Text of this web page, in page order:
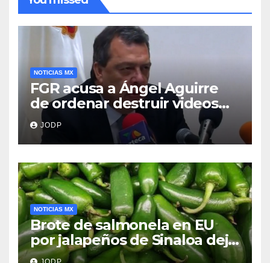
NOTICIAS MX
FGR acusa a Ángel Aguirre
de ordenar destruir videos
clave del caso Ayotzinapa
JODP
NOTICIAS MX
Brote de salmonela en EU
por jalapeños de Sinaloa deja
345 enfermos y 36